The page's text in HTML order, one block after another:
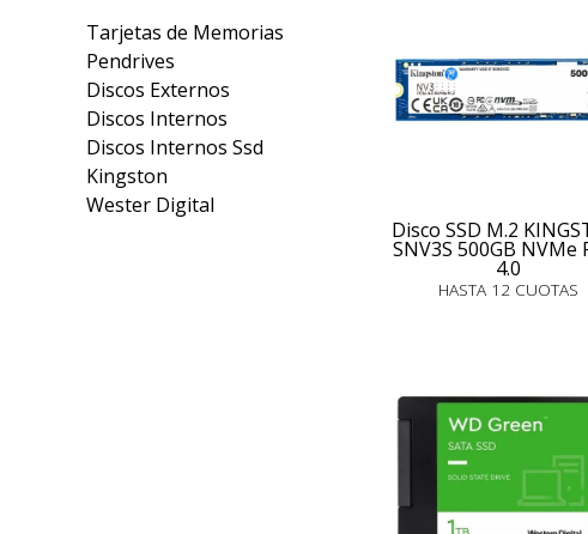
Tarjetas de Memorias
Pendrives
Discos Externos
Discos Internos
Discos Internos Ssd
Kingston
Wester Digital
Disco SSD M.2
SNV3S 500GB NVMe
4.0
HASTA 12 CUOTAS